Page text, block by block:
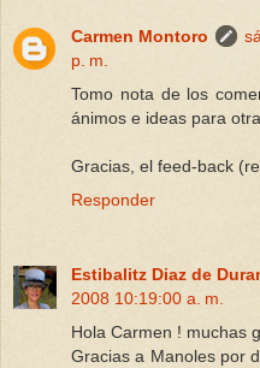
Carmen Montoro
p. m.
Tomo nota de los
ánimos e ideas para
Gracias, el feed-back
Responder
Estibalitz Diaz de
2008 10:19:00 a. m.
Hola Carmen ! muchas
Gracias a Manoles por